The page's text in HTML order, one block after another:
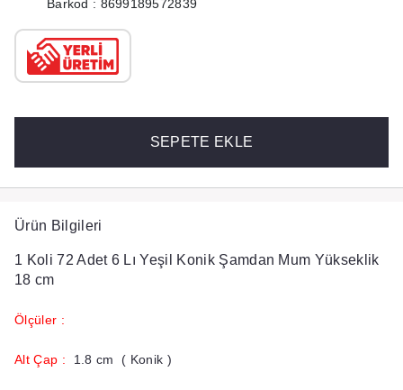
Barkod : 8699189572839
SEPETE EKLE
Ürün Bilgileri
1 Koli 72 Adet 6 Lı Yeşil Konik Şamdan Mum Yükseklik
18 cm
Ölçüler :
​Alt Çap : 1.8 cm ( Konik )